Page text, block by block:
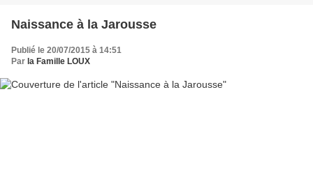
Naissance à la Jarousse
Publié le 20/07/2015 à 14:51
Par la Famille LOUX